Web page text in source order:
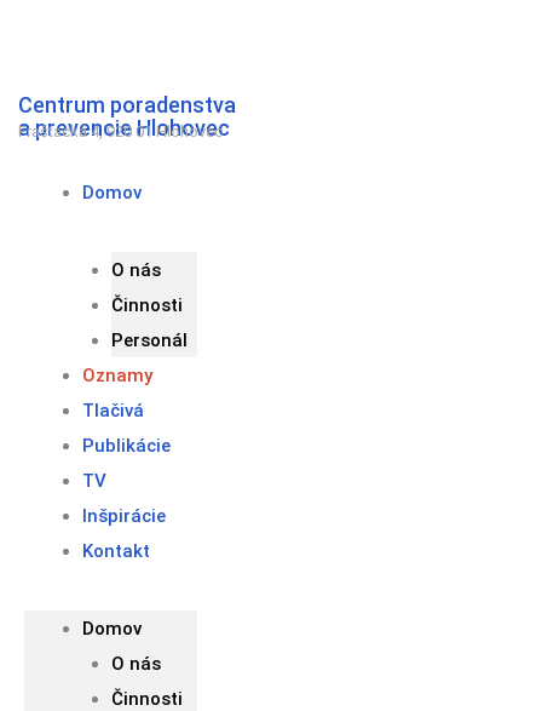
Centrum poradenstva
a prevencie Hlohovec
Fraštacká 4, 920 01 Hlohovec
Domov
O nás
Činnosti
Personál
Oznamy
Tlačivá
Publikácie
TV
Inšpirácie
Kontakt
Domov
O nás
Činnosti